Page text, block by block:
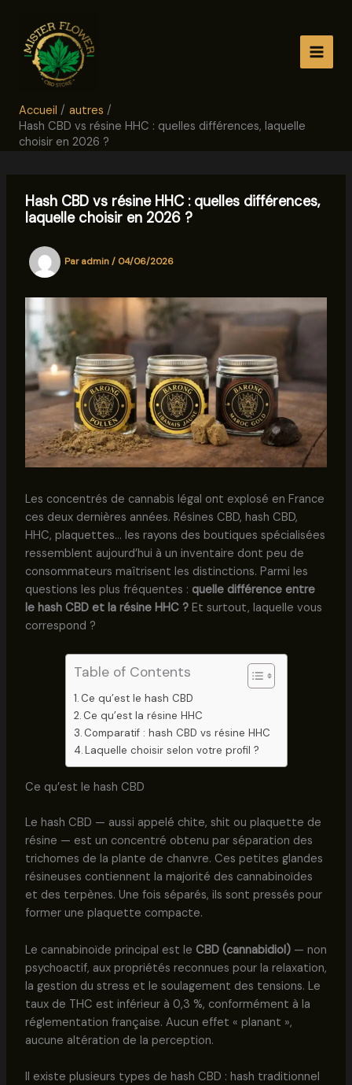
contenu
Accueil
autres
Hash CBD vs résine HHC : quelles différences, laquelle
choisir en 2026 ?
Hash CBD vs résine HHC : quelles différences,
laquelle choisir en 2026 ?
Paradmin/ 04/06/2026
Les concentrés de cannabis légal ont explosé en France
ces deux dernières années. Résines CBD, hash CBD,
HHC, plaquettes… les rayons des boutiques spécialisées
ressemblent aujourd’hui à un inventaire dont peu de
consommateurs maîtrisent les distinctions. Parmi les
questions les plus fréquentes : quelle différence entre
le hash CBD et la résine HHC ?Et surtout, laquelle vous
correspond ?
Table of Contents
Ce qu’est le hash CBD
Ce qu’est la résine HHC
Comparatif : hash CBD vs résine HHC
Laquelle choisir selon votre profil ?
Ce qu’est le hash CBD
Le hash CBD — aussi appelé chite, shit ou plaquette de
résine — est un concentré obtenu par séparation des
trichomes de la plante de chanvre. Ces petites glandes
résineuses contiennent la majorité des cannabinoïdes
et des terpènes. Une fois séparés, ils sont pressés pour
former une plaquette compacte.
Le cannabinoïde principal est le CBD (cannabidiol)— non
psychoactif, aux propriétés reconnues pour la relaxation,
la gestion du stress et le soulagement des tensions. Le
taux de THC est inférieur à 0,3 %, conformément à la
réglementation française. Aucun effet « planant »,
aucune altération de la perception.
Il existe plusieurs types de hash CBD : hash traditionnel